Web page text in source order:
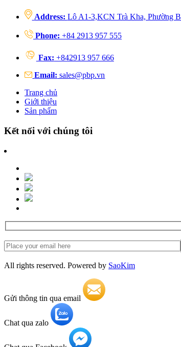
Address: Lô A1-3,KCN Trà Kha, Phường
Phone: +84 2913 957 555
Fax: +842913 957 666
Email: sales@pbp.vn
Trang chủ
Giới thiệu
Sản phẩm
Kết nối với chúng tôi
All rights reserved. Powered by SaoKim
Gửi thông tin qua email
Chat qua zalo